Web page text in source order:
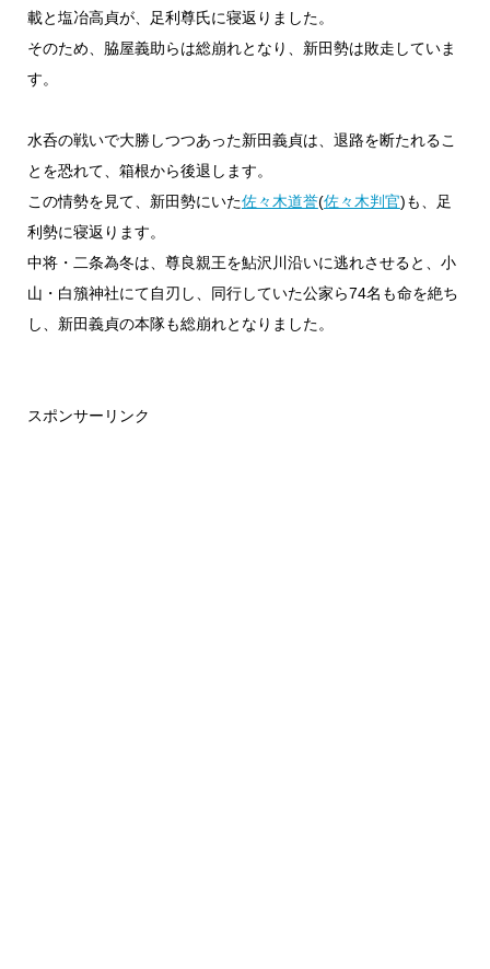
載と塩冶高貞が、足利尊氏に寝返りました。
そのため、脇屋義助らは総崩れとなり、新田勢は敗走していま
す。
水呑の戦いで大勝しつつあった新田義貞は、退路を断たれるこ
とを恐れて、箱根から後退します。
この情勢を見て、新田勢にいた佐々木道誉(佐々木判官)も、足
利勢に寝返ります。
中将・二条為冬は、尊良親王を鮎沢川沿いに逃れさせると、小
山・白籏神社にて自刃し、同行していた公家ら74名も命を絶ち
し、新田義貞の本隊も総崩れとなりました。
スポンサーリンク